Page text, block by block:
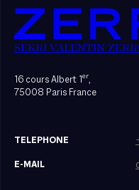
SEKRI VALENTIN
16 cours Albert 1er,
75008 Paris France
TELEPHONE
E-MAIL